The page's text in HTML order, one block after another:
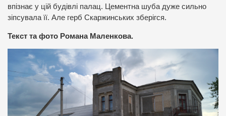
впізнає у цій будівлі палац. Цементна шуба дуже сильно
зіпсувала її. Але герб Скаржинських зберігся.
Текст та фото Романа Маленкова.